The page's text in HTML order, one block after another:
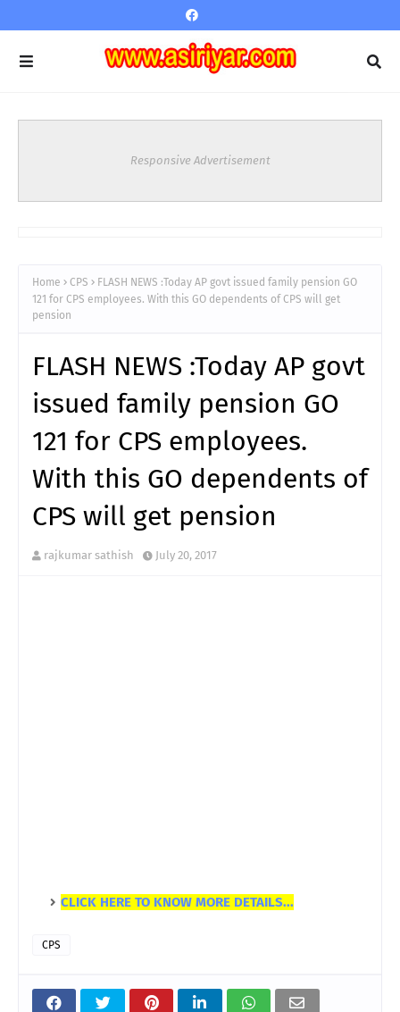
Responsive Advertisement
Home CPS
FLASH NEWS :Today AP govt issued family pension GO
121 for CPS employees. With this GO dependents of CPS will get
pension
FLASH NEWS :Today AP govt
issued family pension GO
121 for CPS employees.
With this GO dependents of
CPS will get pension
rajkumar sathish July 20, 2017
CLICK HERE TO KNOW MORE DETAILS...
CPS